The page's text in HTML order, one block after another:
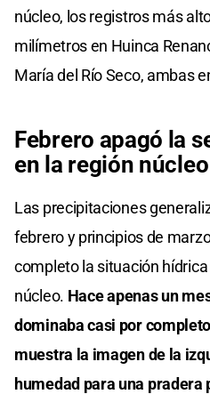
núcleo, los registros más
milímetros en Huinca
María del Río Seco, ambas
Febrero apagó la
en la región núcleo
Las precipitaciones
febrero y principios de
completo la situación
núcleo. Hace apenas un
dominaba casi por
muestra la imagen de la
humedad para una